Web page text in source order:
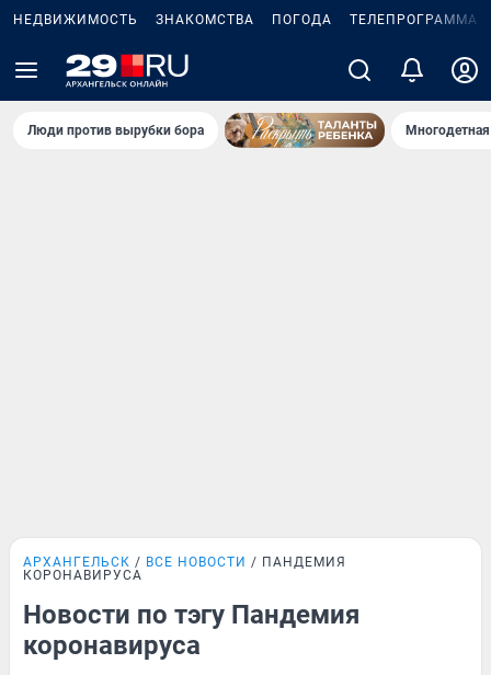
НЕДВИЖИМОСТЬ ЗНАКОМСТВА ПОГОДА ТЕЛЕПРОГРАММА
Люди против вырубки бора
АРХАНГЕЛЬСК ВСЕ НОВОСТИ
ПАНДЕМИЯ
КОРОНАВИРУСА
Новости по тэгу Пандемия
коронавируса